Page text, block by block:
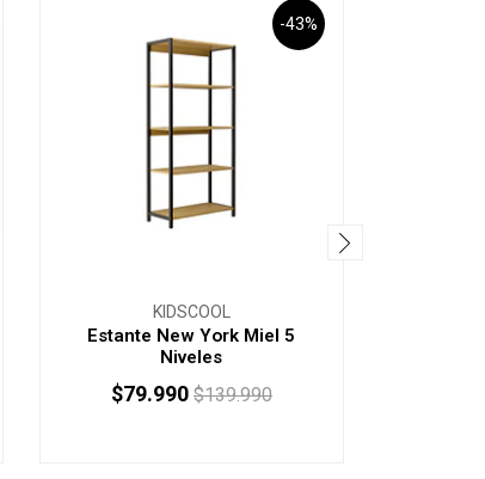
-43%
KIDSCOOL
Estante New York Miel 5
Niveles
$79.990 $139.990